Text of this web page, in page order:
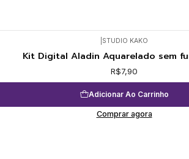
STUDIO KAKO
Kit Digital Aladin Aquarelado sem
R$7,90
Adicionar Ao Carrinho
Comprar agora